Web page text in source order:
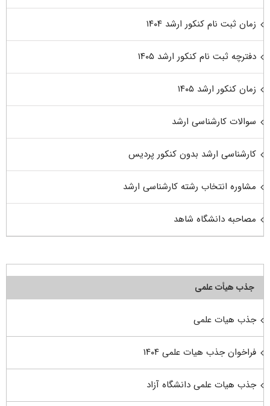
زمان ثبت نام کنکور ارشد ۱۴۰۴
دفترچه ثبت نام کنکور ارشد ۱۴۰۵
زمان کنکور ارشد ۱۴۰۵
سوالات کارشناسی ارشد
کارشناسی ارشد بدون کنکور پردیس
مشاوره انتخاب رشته کارشناسی ارشد
مصاحبه دانشگاه شاهد
جذب هیأت علمی
جذب هیات علمی
فراخوان جذب هیات علمی ۱۴۰۴
جذب هیات علمی دانشگاه آزاد